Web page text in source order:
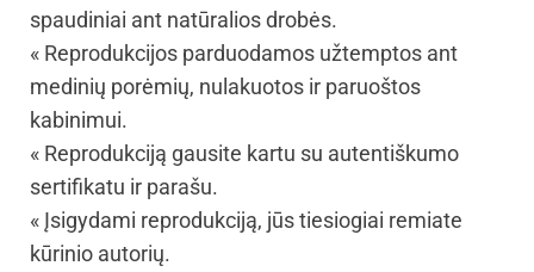
spaudiniai ant natūralios drobės.
« Reprodukcijos parduodamos užtemptos ant
medinių porėmių, nulakuotos ir paruoštos
kabinimui.
« Reprodukciją gausite kartu su autentiškumo
sertifikatu ir parašu.
« Įsigydami reprodukciją, jūs tiesiogiai remiate
kūrinio autorių.